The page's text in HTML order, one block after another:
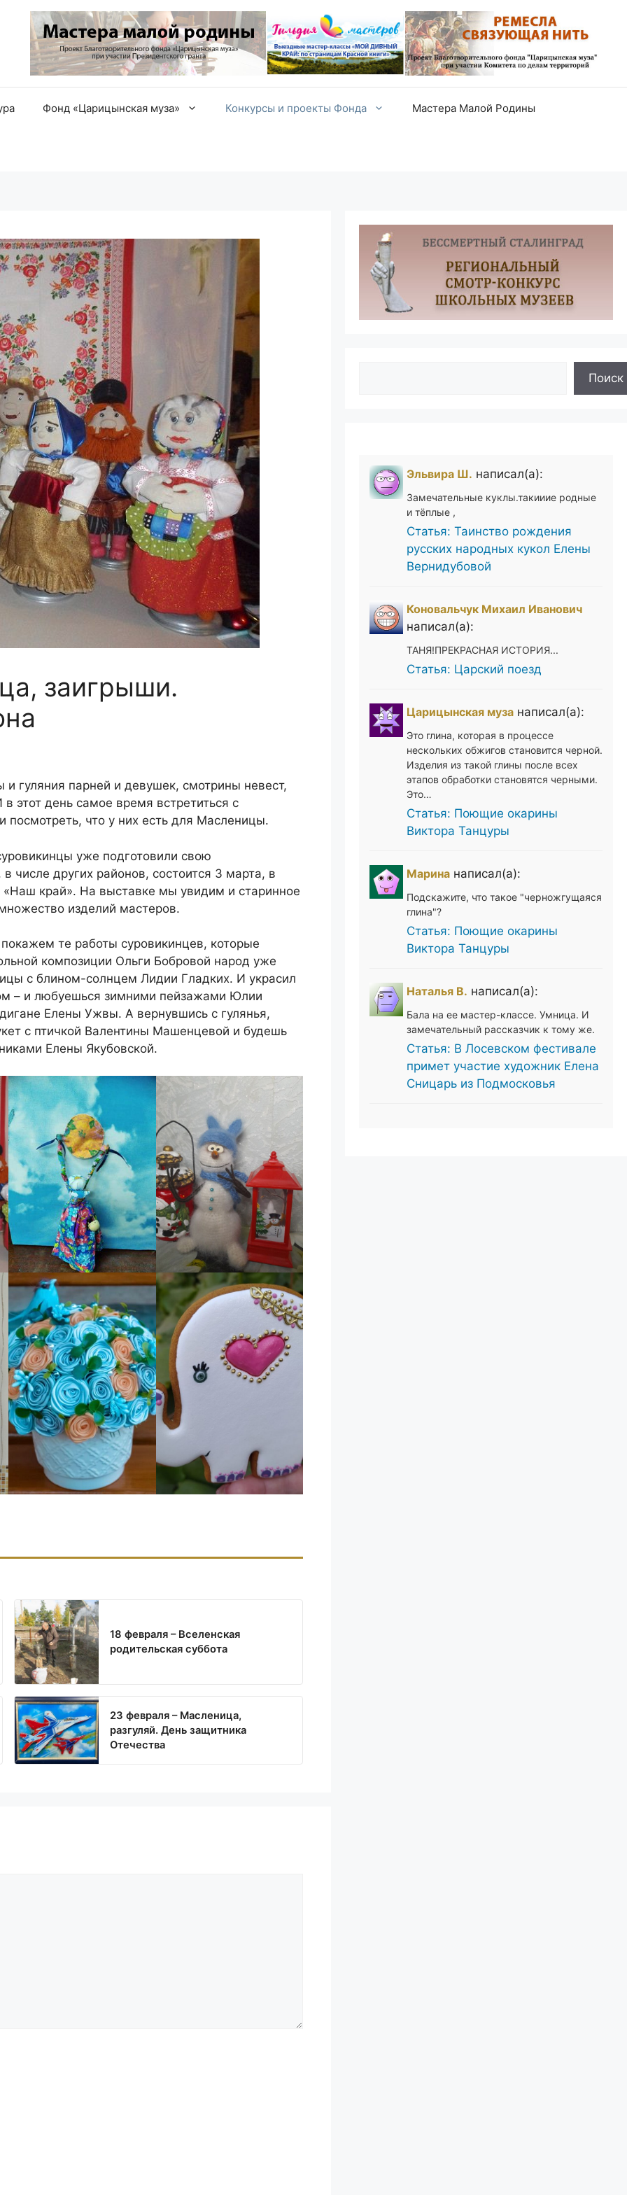
Фонд «Царицынская муза» Конкурсы и проекты Фонда Мастера Малой Родины
заигрыши.
гуляния парней и девушек, смотрины невест,
этот день самое время встретиться с
посмотреть, что у них есть для Масленицы.
уже подготовили свою
числе других районов, состоится 3 марта, в
край». На выставке мы увидим и старинное
изделий мастеров.
те работы суровикинцев, которые
композиции Ольги Бобровой народ уже
с блином-солнцем Лидии Гладких. И украсил
– и любуешься зимними пейзажами Юлии
Елены Ужвы. А вернувшись с гулянья,
с птичкой Валентины Машенцевой и будешь
Елены Якубовской.
18 февраля – Вселенская
родительская суббота
23 февраля – Масленица,
разгуляй. День защитника
Отечества
Поиск
Эльвира Ш. написал(а):
Замечательные куклы.такииие родные
и тёплые ,
Статья: Таинство рождения
русских народных кукол Елены
Вернидубовой
Коновальчук Михаил Иванович
написал(а):
ТАНЯ!ПРЕКРАСНАЯ ИСТОРИЯ...
Статья: Царский поезд
Царицынская музанаписал(а):
Это глина, которая в процессе
нескольких обжигов становится черной.
Изделия из такой глины после всех
этапов обработки становятся черными.
Это…
Статья: Поющие окарины
Виктора Танцуры
Маринанаписал(а):
Подскажите, что такое "черножгущаяся
глина"?
Статья: Поющие окарины
Виктора Танцуры
Наталья В. написал(а):
Бала на ее мастер-классе. Умница. И
замечательный рассказчик к тому же.
Статья: В Лосевском фестивале
примет участие художник Елена
Сницарь из Подмосковья